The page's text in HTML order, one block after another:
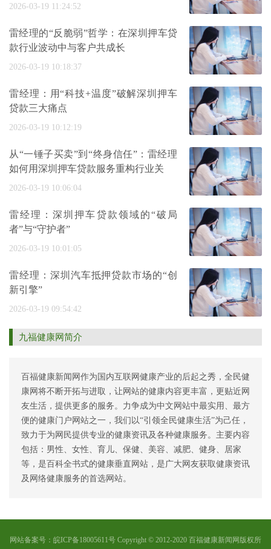
2026-03-19 11:24:52
雷经理的“反脆弱”哲学：在深圳押车贷
款行业波动中与客户共成长
2026-03-19 10:18:37
雷经理：用“科技+温度”破解深圳押车
贷款三大痛点
2026-03-19 10:12:19
从“一锤子买卖”到“终身信任”：雷经理
如何用深圳押车贷款服务重构行业关
2026-03-19 10:06:04
雷经理：深圳押车贷款领域的“破局
者”与“守护者”
2026-03-19 10:01:05
雷经理：深圳汽车抵押贷款市场的“创
新引擎”
2026-03-19 09:54:42
九福健康网简介
百福健康新闻网作为国内互联网健康产业的后起之秀，全民健
康网将不断开拓与进取，让网站的健康内容更丰富，更贴近网
友生活，提供更多的服务。力争成为中文网站中最实用、最方
便的健康门户网站之一，我们以“引领全民健康生活”为己任，
致力于为网民提供专业的健康资讯及各种健康服务。主要内容
包括：男性、女性、育儿、保健、美容、减肥、健身、居家
等，是百科全书式的健康垂直网站，是广大网友获取健康资讯
及网络健康服务的首选网站。
网站备案号：皖ICP备18005611号 Copyright © 2012-2020 百福健康新闻网版权所